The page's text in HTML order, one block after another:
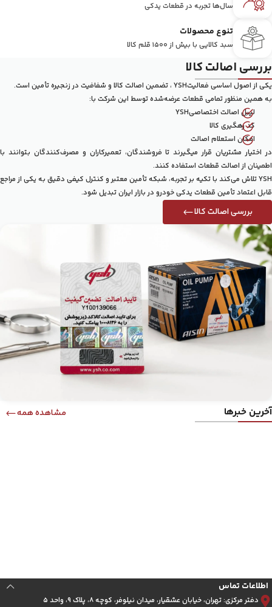
تنوع محصولات
سبد کالایی با بیش از ۱۵۰۰ قلم کالا
سال‌ها تجربه در قطعات یدکی
بررسی اصالت کالا
یکی از اصول اساسی فعالیتYSH ، تضمین اصالت کالا و شفافیت در زنجیره تأمین است.
به همین منظور تمامی قطعات عرضه‌شده توسط این شرکت با:
لیبل اصالت اختصاصیYSH
کد رهگیری کالا
امکان استعلام اصالت
در اختیار مشتریان قرار میگیرند تا فروشندگان، تعمیرکاران و مصرف‌کنندگان بتوانند با
اطمینان از اصالت قطعات استفاده کنند.
YSH تلاش می‌کند با تکیه بر تجربه، شبکه تأمین معتبر و کنترل کیفی دقیق به یکی از مراجع
قابل اعتماد تأمین قطعات یدکی خودرو در بازار ایران تبدیل شود.
بررسی اصالت کالا
آخرین خبرها مشاهده همه
اطلاعات تماس
دفتر مرکزی: تهران، خیابان عشقیار، میدان نیلوفر، کوچه ۸، پلاک ۹، واحد ۵